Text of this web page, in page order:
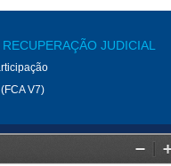
JUDICIAL
V7)